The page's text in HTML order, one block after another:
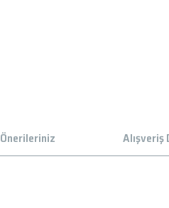
Önerileriniz Alışveriş